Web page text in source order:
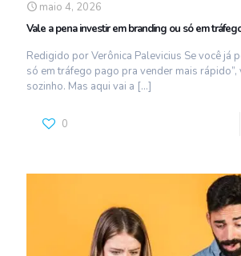
maio 4, 2026
Vale a pena investir em branding ou só em
Redigido por Verônica Palevicius Se você já
só em tráfego pago pra vender mais rápido”,
sozinho. Mas aqui vai a […]
0